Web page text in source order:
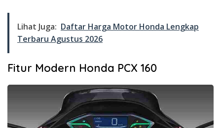
Lihat Juga: Daftar Harga Motor Honda Lengkap
Terbaru Agustus 2026
Fitur Modern Honda PCX 160